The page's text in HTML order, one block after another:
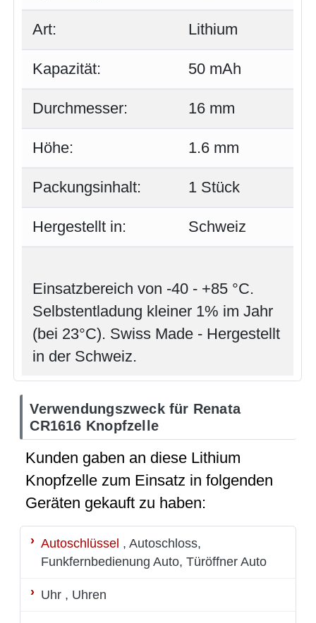
Art: Lithium
Kapazität: 50 mAh
Durchmesser: 16 mm
Höhe: 1.6 mm
Packungsinhalt: 1 Stück
Hergestellt in: Schweiz
Einsatzbereich von -40 - +85 °C.
Selbstentladung kleiner 1% im Jahr
(bei 23°C). Swiss Made - Hergestellt
in der Schweiz.
Verwendungszweck für Renata
CR1616 Knopfzelle
Kunden gaben an diese Lithium
Knopfzelle zum Einsatz in folgenden
Geräten gekauft zu haben:
Autoschlüssel , Autoschloss,
Funkfernbedienung Auto, Türöffner Auto
Uhr , Uhren